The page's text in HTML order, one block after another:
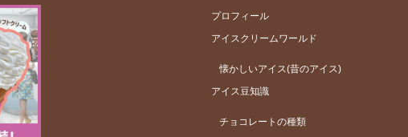
プロフィール
アイスクリームワールド
懐かしいアイス(昔のアイス)
アイス豆知識
チョコレートの種類